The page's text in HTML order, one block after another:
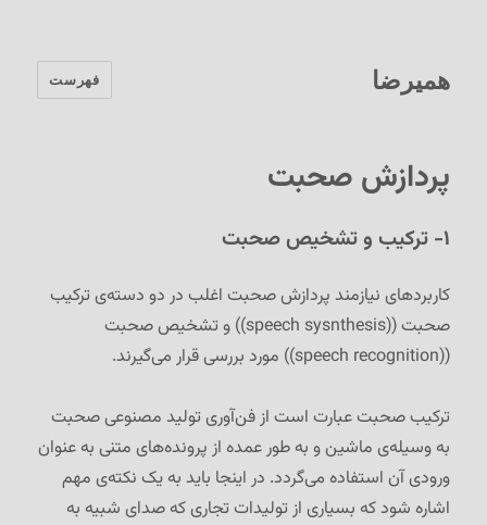
همیرضا فهرست
پردازش صحبت
۱- ترکیب و تشخیص صحبت
کاربردهای نیازمند پردازش صحبت اغلب در دو دسته‌ی ترکیب
صحبت ((speech sysnthesis)) و تشخیص صحبت
((speech recognition)) مورد بررسی قرار می‌گیرند.
ترکیب صحبت عبارت است از فن‌آوری تولید مصنوعی صحبت
به وسیله‌ی ماشین و به طور عمده از پرونده‌های متنی به عنوان
ورودی آن استفاده می‌گردد. در اینجا باید به یک نکته‌ی مهم
اشاره شود که بسیاری از تولیدات تجاری که صدای شبیه به